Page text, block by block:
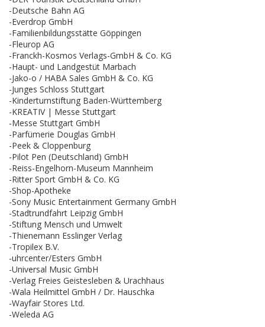
-Deutsche Bahn AG
-Everdrop GmbH
-Familienbildungsstätte Göppingen
-Fleurop AG
-Franckh-Kosmos Verlags-GmbH & Co. KG
-Haupt- und Landgestüt Marbach
-Jako-o / HABA Sales GmbH & Co. KG
-Junges Schloss Stuttgart
-Kinderturnstiftung Baden-Württemberg
-KREATIV | Messe Stuttgart
-Messe Stuttgart GmbH
-Parfümerie Douglas GmbH
-Peek & Cloppenburg
-Pilot Pen (Deutschland) GmbH
-Reiss-Engelhorn-Museum Mannheim
-Ritter Sport GmbH & Co. KG
-Shop-Apotheke
-Sony Music Entertainment Germany GmbH
-Stadtrundfahrt Leipzig GmbH
-Stiftung Mensch und Umwelt
-Thienemann Esslinger Verlag
-Tropilex B.V.
-uhrcenter/Esters GmbH
-Universal Music GmbH
-Verlag Freies Geistesleben & Urachhaus
-Wala Heilmittel GmbH / Dr. Hauschka
-Wayfair Stores Ltd.
-Weleda AG